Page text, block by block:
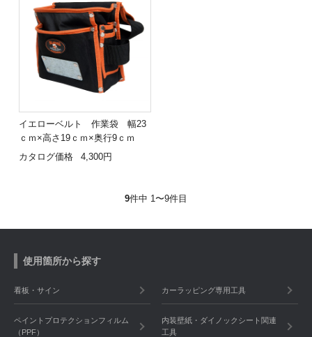
イエローベルト 作業袋 幅23
ｃｍ×高さ19ｃｍ×奥行9ｃｍ
カタログ価格
4,300円
9件中 1〜9件目
使用箇所から探す
看板・サイン カーラッピング専用工具
ペイントプロテクションフィルム
（PPF）
内装壁紙・ダイノックシート関連
工具